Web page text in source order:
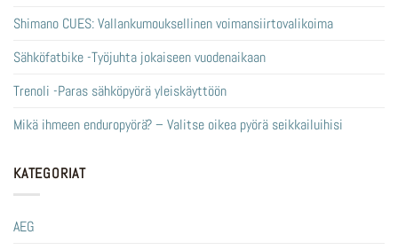
Shimano CUES: Vallankumouksellinen voimansiirtovalikoima
Sähköfatbike -Työjuhta jokaiseen vuodenaikaan
Trenoli -Paras sähköpyörä yleiskäyttöön
Mikä ihmeen enduropyörä? – Valitse oikea pyörä seikkailuihisi
KATEGORIAT
AEG